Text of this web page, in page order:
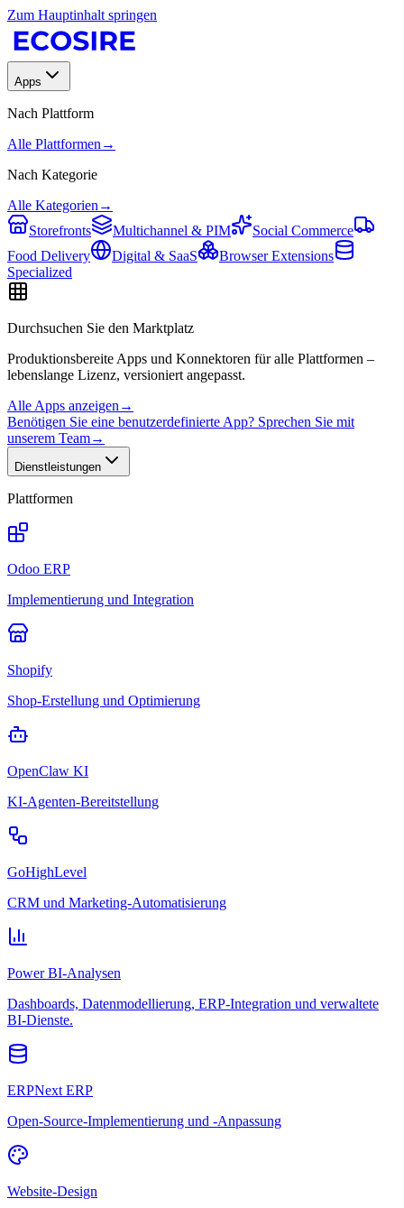
Zum Hauptinhalt springen
Apps
Nach Plattform
Alle Plattformen →
Nach Kategorie
Alle Kategorien →
Storefronts
Multichannel & PIM
Social Commerce
Food Delivery
Digital & SaaS
Browser Extensions
Specialized
Durchsuchen Sie den Marktplatz
Produktionsbereite Apps und Konnektoren für alle Plattformen –
lebenslange Lizenz, versioniert angepasst.
Alle Apps anzeigen →
Benötigen Sie eine benutzerdefinierte App? Sprechen Sie mit
unserem Team→
Dienstleistungen
Plattformen
Odoo ERP
Implementierung und Integration
Shopify
Shop-Erstellung und Optimierung
OpenClaw KI
KI-Agenten-Bereitstellung
GoHighLevel
CRM und Marketing-Automatisierung
Power BI-Analysen
Dashboards, Datenmodellierung, ERP-Integration und verwaltete
BI-Dienste.
ERPNext ERP
Open-Source-Implementierung und -Anpassung
Website-Design